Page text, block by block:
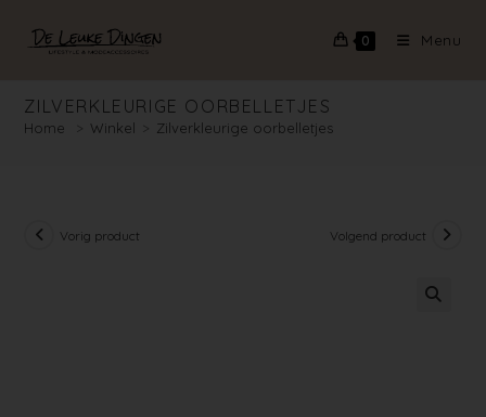
0 Menu
ZILVERKLEURIGE OORBELLETJES
Home > Winkel > Zilverkleurige oorbelletjes
Vorig product Volgend product